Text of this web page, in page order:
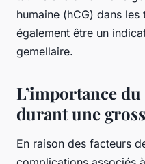
humaine (hCG) dans
également être un
gemellaire.
L’importance
durant une
En raison des facteurs